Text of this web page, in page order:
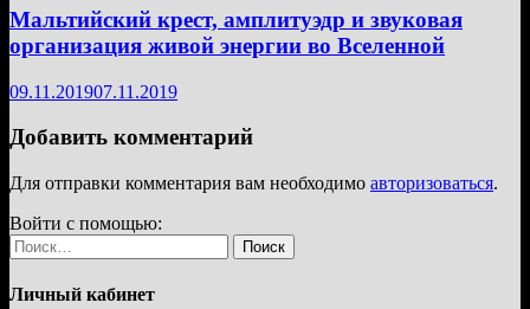
Мальтийский крест, амплитуэдр и звуковая
организация живой энергии во Вселенной
09.11.201907.11.2019
Добавить комментарий
Для отправки комментария вам необходимо авторизоваться.
Войти с помощью:
Найти:
Личный кабинет